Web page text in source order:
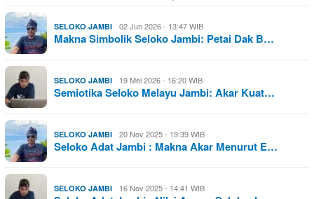
SELOKO JAMBI 02 Jun 2026 - 13:47 WIB
Makna Simbolik Seloko Jambi: Petai Dak B…
SELOKO JAMBI 19 Mei 2026 - 16:20 WIB
Semiotika Seloko Melayu Jambi: Akar Kuat…
SELOKO JAMBI 20 Nov 2025 - 19:39 WIB
Seloko Adat Jambi : Makna Akar Menurut E…
SELOKO JAMBI 16 Nov 2025 - 14:41 WIB